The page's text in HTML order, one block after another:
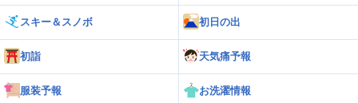
スキー＆スノボ 初日の出
初詣 天気痛予報
服装予報 お洗濯情報